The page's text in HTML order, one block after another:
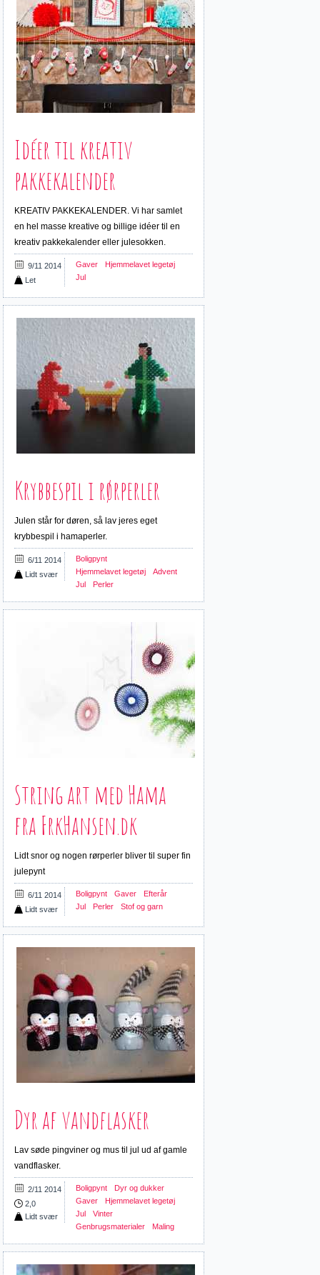
Idéer til kreativ
pakkekalender
KREATIV PAKKEKALENDER. Vi har samlet
en hel masse kreative og billige idéer til en
kreativ pakkekalender eller julesokken.
9/11 2014
Let
Gaver
Hjemmelavet legetøj
Jul
Krybbespil i rørperler
Julen står for døren, så lav jeres eget
krybbespil i hamaperler.
6/11 2014
Lidt svær
Boligpynt
Hjemmelavet legetøj
Advent
Jul
Perler
String art med Hama
fra FrkHansen.dk
Lidt snor og nogen rørperler bliver til super fin
julepynt
6/11 2014
Lidt svær
Boligpynt Gaver
Efterår
Jul
Perler Stof og garn
Dyr af vandflasker
Lav søde pingviner og mus til jul ud af gamle
vandflasker.
2/11 2014
2,0
Lidt svær
Boligpynt
Dyr og dukker
Gaver
Hjemmelavet legetøj
Jul
Vinter
Genbrugsmaterialer
Maling